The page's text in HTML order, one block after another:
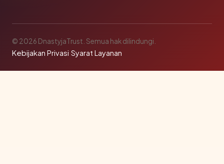
© 2026 DnastyjaTrust. Semua hak dilindungi.
Kebijakan Privasi·Syarat Layanan